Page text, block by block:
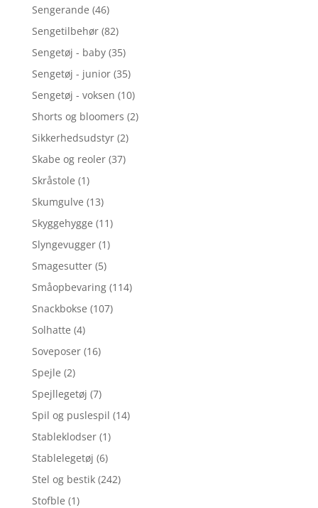
Sengerande (46)
Sengetilbehør (82)
Sengetøj - baby (35)
Sengetøj - junior (35)
Sengetøj - voksen (10)
Shorts og bloomers (2)
Sikkerhedsudstyr (2)
Skabe og reoler (37)
Skråstole (1)
Skumgulve (13)
Skyggehygge (11)
Slyngevugger (1)
Smagesutter (5)
Småopbevaring (114)
Snackbokse (107)
Solhatte (4)
Soveposer (16)
Spejle (2)
Spejllegetøj (7)
Spil og puslespil (14)
Stableklodser (1)
Stablelegetøj (6)
Stel og bestik (242)
Stofble (1)